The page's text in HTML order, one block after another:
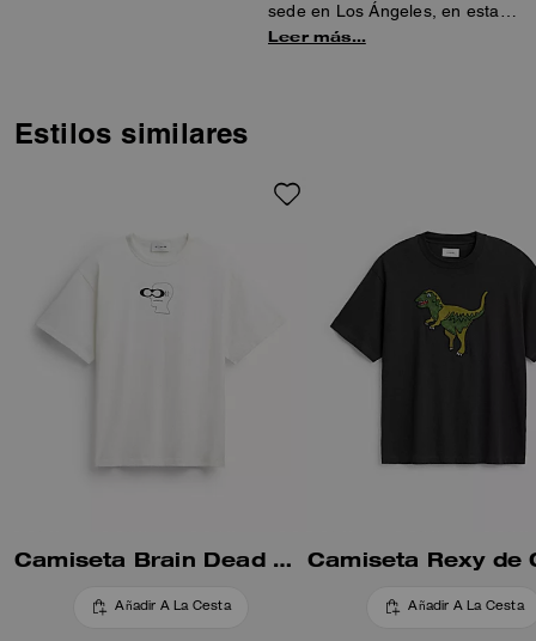
sede en Los Ángeles, en esta
colección especial que celebra
un parque temático imaginario
Esta camiseta de algodón de
corte clásico presenta un
llamativo gráfico protagonizado
por Zilly, la mascota dinosaurio.
Está acabada con cuello y
mangas en contraste.
Leer más…
Estilos similares
Camiseta Brain Dead Head de Coach en algodón orgánico
Añadir A La Cesta Añadir A La Cesta